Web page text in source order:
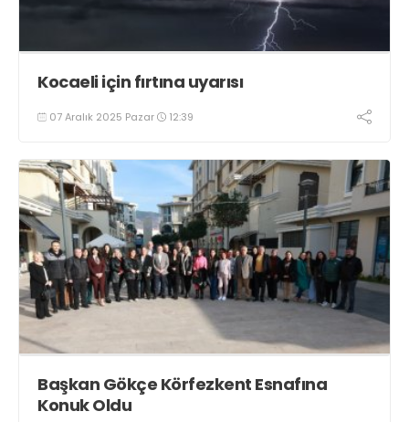
Kocaeli için fırtına uyarısı
07 Aralık 2025 Pazar 12:39
Başkan Gökçe Körfezkent Esnafına
Konuk Oldu